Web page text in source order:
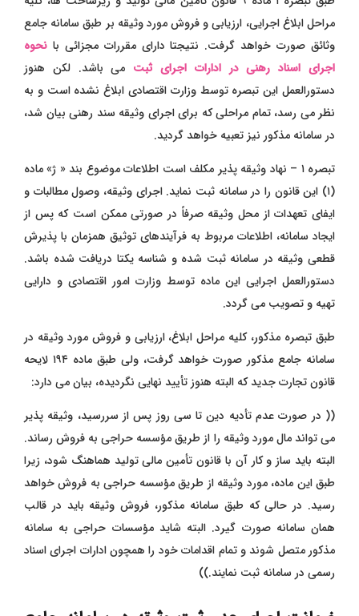
مراحل ابلاغ اجرایی، ارزیابی و فروش مورد وثیقه بر طبق سامانه جامع
وثائق صورت خواهد گرفت. نتیجتا دارای مقررات مجزائی با نحوه
اجرای اسناد رهنی در ادارات اجرای ثبت می باشد. لکن هنوز
دستورالعمل این تبصره توسط وزارت اقتصادی ابلاغ نشده است و به
نظر می ‌رسد، تمام مراحلی که برای اجرای وثیقه سند رهنی بیان شد،
در سامانه مذکور نیز تعبیه خواهد گردید.
تبصره ۱ – نهاد وثیقه ‌پذیر مکلف است اطلاعات موضوع بند « ژ» ماده
(۱) این قانون را در سامانه ثبت نماید. اجرای وثیقه، وصول مطالبات و
ایفای تعهدات از محل وثیقه صرفاً در صورتی ممکن است که پس از
ایجاد سامانه، اطلاعات مربوط به فرآیندهای توثیق همزمان با پذیرش
قطعی وثیقه در سامانه ثبت شده و شناسه یکتا دریافت شده باشد.
دستورالعمل اجرایی این ماده توسط وزارت امور اقتصادی و دارایی
تهیه و تصویب می ‌گردد.
طبق تبصره مذکور، کلیه مراحل ابلاغ، ارزیابی و فروش مورد وثیقه در
سامانه جامع مذکور صورت خواهد گرفت، ولی طبق ماده ۱۹۴ لایحه
قانون تجارت جدید که البته هنوز تأیید نهایی نگردیده، بیان می ‌دارد:
(( در صورت عدم تأدیه دین تا سی روز پس از سررسید، وثیقه ‌پذیر
می ‌تواند مال مورد وثیقه را از طریق مؤسسه حراجی به فروش رساند.
البته باید ساز و کار آن با قانون تأمین مالی تولید هماهنگ شود، زیرا
طبق این ماده، مورد وثیقه از طریق مؤسسه حراجی به فروش خواهد
رسید. در حالی که طبق سامانه مذکور، فروش وثیقه باید در قالب
همان سامانه صورت گیرد. البته شاید مؤسسات حراجی به سامانه
مذکور متصل شوند و تمام اقدامات خود را همچون ادارات اجرای اسناد
رسمی در سامانه ثبت نمایند.))